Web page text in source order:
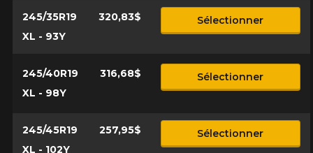
245/35R19
XL - 93Y
320,83$ Sélectionner
245/40R19
XL - 98Y
316,68$ Sélectionner
245/45R19
XL - 102Y
257,95$ Sélectionner